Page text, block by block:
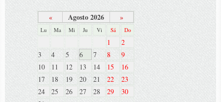
« Agosto 2026 »
Lu Ma Mi Ju Vi Sá Do
1
2
3
4 5 6 7 8
9
10
11 12 13 14 15
16
17
18 19 20 21 22
23
24
25 26 27 28 29
30